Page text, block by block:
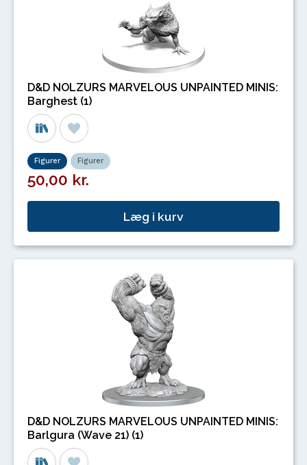
D&D NOLZURS MARVELOUS UNPAINTED MINIS:
Barghest (1)
Figurer Figurer
50,00 kr.
Læg i kurv
D&D NOLZURS MARVELOUS UNPAINTED MINIS:
Barlgura (Wave 21) (1)